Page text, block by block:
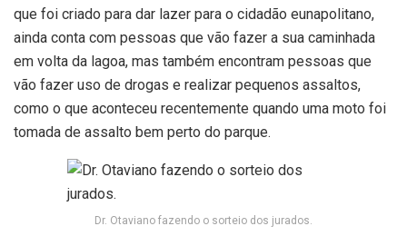
que foi criado para dar lazer para o cidadão eunapolitano,
ainda conta com pessoas que vão fazer a sua caminhada
em volta da lagoa, mas também encontram pessoas que
vão fazer uso de drogas e realizar pequenos assaltos,
como o que aconteceu recentemente quando uma moto foi
tomada de assalto bem perto do parque.
Dr. Otaviano fazendo o sorteio dos jurados.